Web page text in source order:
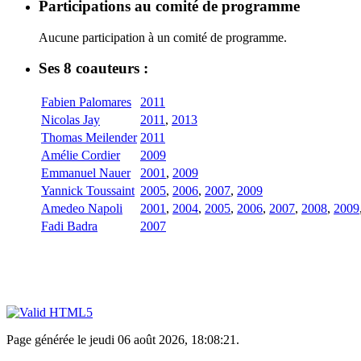
Participations au comité de programme
Aucune participation à un comité de programme.
Ses 8 coauteurs :
Fabien Palomares
2011
Nicolas Jay
2011 , 2013
Thomas Meilender 2011
Amélie Cordier
2009
Emmanuel Nauer
2001 , 2009
Yannick Toussaint 2005, 2006, 2007, 2009
Amedeo Napoli
2001 , 2004, 2005, 2006, 2007, 2008, 2009,
Fadi Badra
2007
Page générée le jeudi 06 août 2026, 18:08:21.